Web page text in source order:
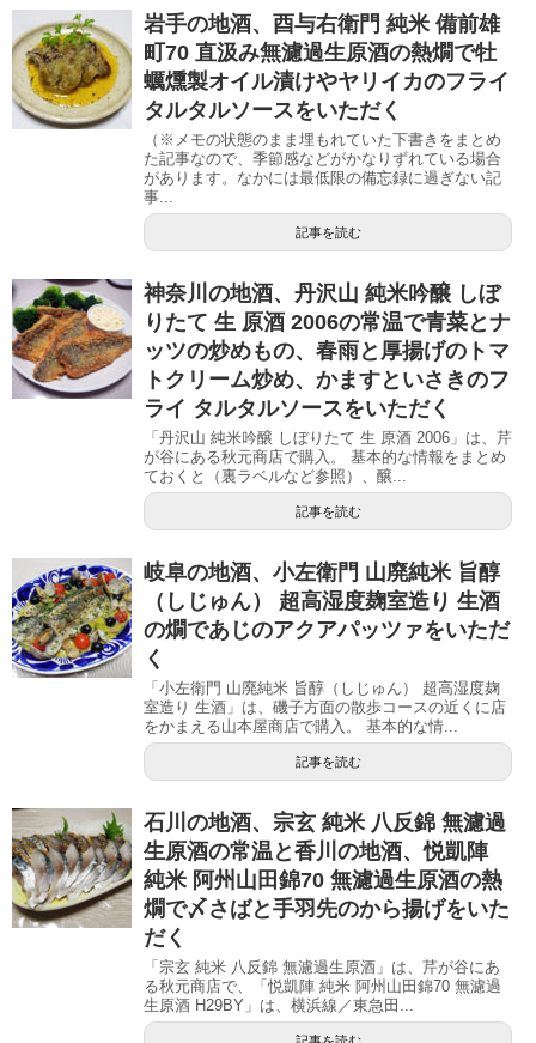
岩手の地酒、酉与右衛門 純米 備前雄
町70 直汲み無濾過生原酒の熱燗で牡
蠣燻製オイル漬けやヤリイカのフライ
タルタルソースをいただく
（※メモの状態のまま埋もれていた下書きをまとめ
た記事なので、季節感などがかなりずれている場合
があります。なかには最低限の備忘録に過ぎない記
事...
記事を読む
神奈川の地酒、丹沢山 純米吟醸 しぼ
りたて 生 原酒 2006の常温で青菜とナ
ッツの炒めもの、春雨と厚揚げのトマ
トクリーム炒め、かますといさきのフ
ライ タルタルソースをいただく
「丹沢山 純米吟醸 しぼりたて 生 原酒 2006」は、芹
が谷にある秋元商店で購入。 基本的な情報をまとめ
ておくと（裏ラベルなど参照）、醸...
記事を読む
岐阜の地酒、小左衛門 山廃純米 旨醇
（しじゅん） 超高湿度麹室造り 生酒
の燗であじのアクアパッツァをいただ
く
「小左衛門 山廃純米 旨醇（しじゅん） 超高湿度麹
室造り 生酒」は、磯子方面の散歩コースの近くに店
をかまえる山本屋商店で購入。 基本的な情...
記事を読む
石川の地酒、宗玄 純米 八反錦 無濾過
生原酒の常温と香川の地酒、悦凱陣
純米 阿州山田錦70 無濾過生原酒の熱
燗で〆さばと手羽先のから揚げをいた
だく
「宗玄 純米 八反錦 無濾過生原酒」は、芹が谷にあ
る秋元商店で、「悦凱陣 純米 阿州山田錦70 無濾過
生原酒 H29BY」は、横浜線／東急田...